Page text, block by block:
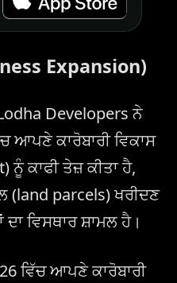
Expansion)
Developers ਨੇ
ਆਪਣੇ ਕਾਰੋਬਾਰੀ ਵਿਕਾਸ
ਨੂੰ ਕਾਫੀ ਤੇਜ਼ ਕੀਤਾ ਹੈ,
(land parcels) ਖਰੀਦਣ
ਵਿਸਥਾਰ ਸ਼ਾਮਲ ਹੈ।
ਵਿੱਚ ਆਪਣੇ ਕਾਰੋਬਾਰੀ